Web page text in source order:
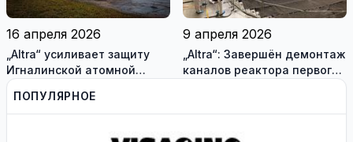
16 апреля 2026
„Altra“ усиливает защиту
Игналинской атомной
электростанции и
оценивает новые риски
9 апреля 2026
„Altra“: Завершён демонтаж
каналов реактора первого
ПОПУЛЯРНОЕ